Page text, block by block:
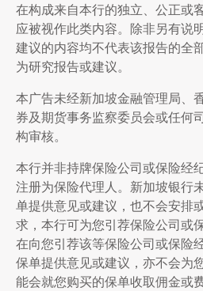
在构成来自本行的独立、公正或
应被视作此类内容。除非另有说
建议的内容均不代表该报告的全
为研究报告或建议。
本广告未经新加坡金融管理局、
券及期货事务监察委员会或任何
构审核。
本行并非持牌保险公司或保险经
注册为保险代理人。新加坡银行
单提供意见或建议，也不会安排
求，本行可为您引荐保险公司或
在向您引荐该等保险公司或保险
保单提供意见或建议，亦不会为
能会就您购买的保单收取佣金或